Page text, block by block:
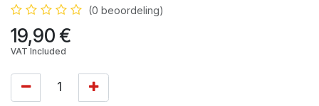
(0 beoordeling)
19,90€
VAT Included